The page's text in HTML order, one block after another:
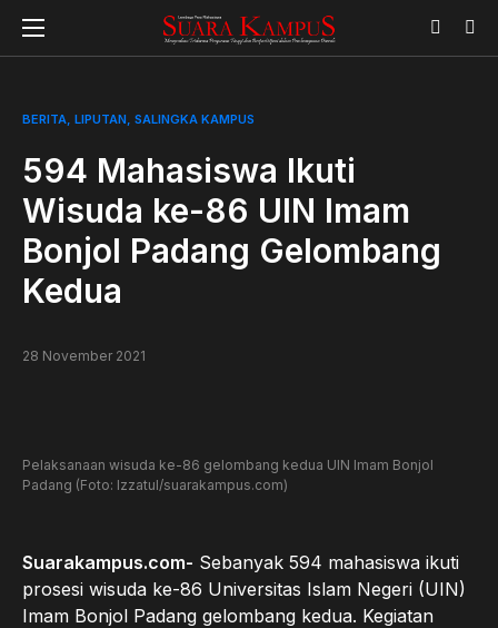
BERITA LIPUTAN SALINGKA KAMPUS
594 Mahasiswa Ikuti
Wisuda ke-86 UIN Imam
Bonjol Padang Gelombang
Kedua
28 November 2021
Pelaksanaan wisuda ke-86 gelombang kedua UIN Imam Bonjol
Padang (Foto: Izzatul/suarakampus.com)
Suarakampus.com- Sebanyak 594 mahasiswa ikuti
prosesi wisuda ke-86 Universitas Islam Negeri (UIN)
Imam Bonjol Padang gelombang kedua. Kegiatan